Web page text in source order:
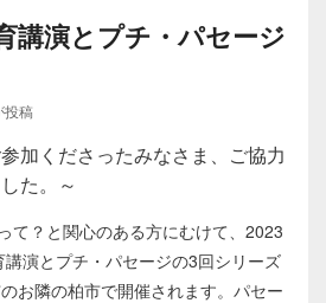
演とプチ・パセージ
投稿
加くださったみなさま、ご協力
た。～
て？と関心のある方にむけて、2023
演とプチ・パセージの3回シリーズ
お隣の柏市で開催されます。パセー